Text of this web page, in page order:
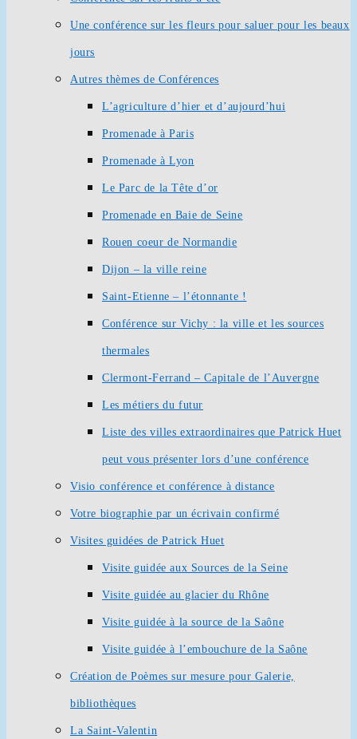
Une conférence sur les fleurs pour saluer pour les beaux
jours
Autres thèmes de Conférences
L’agriculture d’hier et d’aujourd’hui
Promenade à Paris
Promenade à Lyon
Le Parc de la Tête d’or
Promenade en Baie de Seine
Rouen coeur de Normandie
Dijon – la ville reine
Saint-Etienne – l’étonnante !
Conférence sur Vichy : la ville et les sources
thermales
Clermont-Ferrand – Capitale de l’Auvergne
Les métiers du futur
Liste des villes extraordinaires que Patrick Huet
peut vous présenter lors d’une conférence
Visio conférence et conférence à distance
Votre biographie par un écrivain confirmé
Visites guidées de Patrick Huet
Visite guidée aux Sources de la Seine
Visite guidée au glacier du Rhône
Visite guidée à la source de la Saône
Visite guidée à l’embouchure de la Saône
Création de Poèmes sur mesure pour Galerie,
bibliothèques
La Saint-Valentin